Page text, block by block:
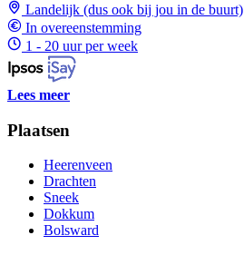
Landelijk (dus ook bij jou in de buurt)
In overeenstemming
1 - 20 uur per week
Lees meer
Plaatsen
Heerenveen
Drachten
Sneek
Dokkum
Bolsward